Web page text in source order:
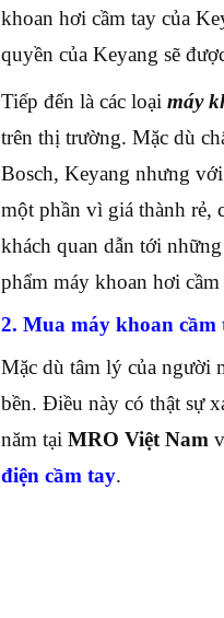
khoan hơi cầm tay của
quyền của Keyang sẽ
Tiếp đến là các loại máy
trên thị trường. Mặc dù
Bosch, Keyang nhưng
một phần vì giá thành rẻ,
khách quan dẫn tới
phẩm máy khoan hơi
2. Mua máy khoan
Mặc dù tâm lý của người
bền. Điều này có thật sự
năm tại MRO Việt Nam
điện cầm tay.